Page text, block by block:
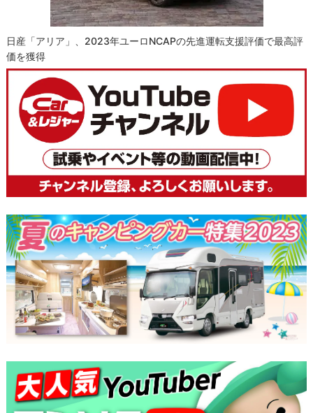
日産「アリア」、2023年ユーロNCAPの先進運転支援評価で最高評
価を獲得